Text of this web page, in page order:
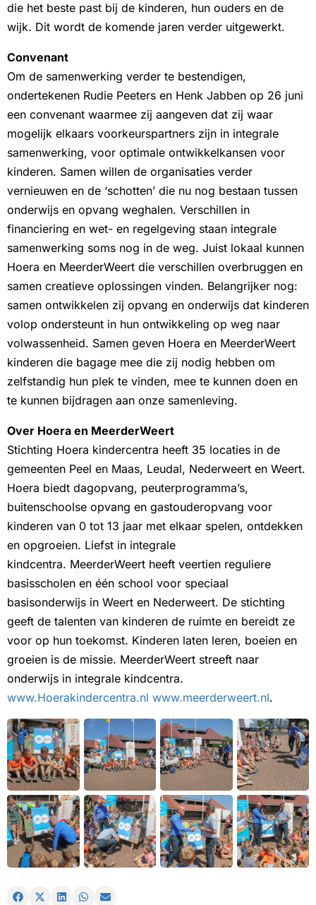
die het beste past bij de kinderen, hun ouders en de
wijk. Dit wordt de komende jaren verder uitgewerkt.
Convenant
Om de samenwerking verder te bestendigen,
ondertekenen Rudie Peeters en Henk Jabben op 26 juni
een convenant waarmee zij aangeven dat zij waar
mogelijk elkaars voorkeurspartners zijn in integrale
samenwerking, voor optimale ontwikkelkansen voor
kinderen. Samen willen de organisaties verder
vernieuwen en de ‘schotten’ die nu nog bestaan tussen
onderwijs en opvang weghalen. Verschillen in
financiering en wet- en regelgeving staan integrale
samenwerking soms nog in de weg. Juist lokaal kunnen
Hoera en MeerderWeert die verschillen overbruggen en
samen creatieve oplossingen vinden. Belangrijker nog:
samen ontwikkelen zij opvang en onderwijs dat kinderen
volop ondersteunt in hun ontwikkeling op weg naar
volwassenheid. Samen geven Hoera en MeerderWeert
kinderen die bagage mee die zij nodig hebben om
zelfstandig hun plek te vinden, mee te kunnen doen en
te kunnen bijdragen aan onze samenleving.
Over Hoera en MeerderWeert
Stichting Hoera kindercentra heeft 35 locaties in de
gemeenten Peel en Maas, Leudal, Nederweert en Weert.
Hoera biedt dagopvang, peuterprogramma’s,
buitenschoolse opvang en gastouderopvang voor
kinderen van 0 tot 13 jaar met elkaar spelen, ontdekken
en opgroeien. Liefst in integrale
kindcentra. MeerderWeert heeft veertien reguliere
basisscholen en één school voor speciaal
basisonderwijs in Weert en Nederweert. De stichting
geeft de talenten van kinderen de ruimte en bereidt ze
voor op hun toekomst. Kinderen laten leren, boeien en
groeien is de missie. MeerderWeert streeft naar
onderwijs in integrale kindcentra.
www.Hoerakindercentra.nl www.meerderweert.nl.